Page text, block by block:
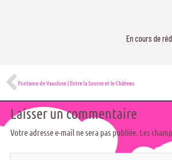
En cours de
Précédent
Fontaine de Vaucluse | Entre la Source et le Château
Laisser un commentaire
Votre adresse e-mail ne sera pas publiée. Les